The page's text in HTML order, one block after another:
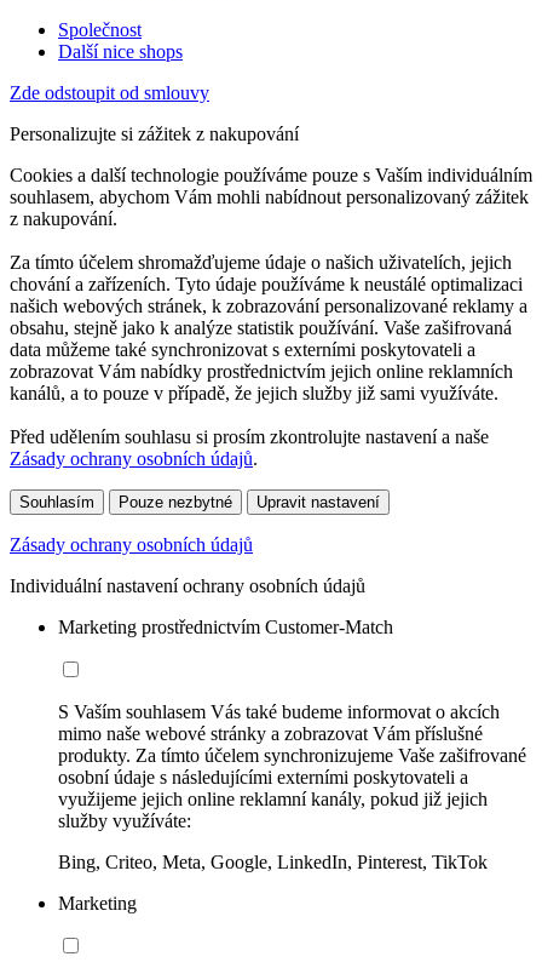
Společnost
Další nice shops
Zde odstoupit od smlouvy
Personalizujte si zážitek z nakupování
Cookies a další technologie používáme pouze s Vaším individuálním
souhlasem, abychom Vám mohli nabídnout personalizovaný zážitek
z nakupování.
Za tímto účelem shromažďujeme údaje o našich uživatelích, jejich
chování a zařízeních. Tyto údaje používáme k neustálé optimalizaci
našich webových stránek, k zobrazování personalizované reklamy a
obsahu, stejně jako k analýze statistik používání. Vaše zašifrovaná
data můžeme také synchronizovat s externími poskytovateli a
zobrazovat Vám nabídky prostřednictvím jejich online reklamních
kanálů, a to pouze v případě, že jejich služby již sami využíváte.
Před udělením souhlasu si prosím zkontrolujte nastavení a naše
Zásady ochrany osobních údajů.
Souhlasím Pouze nezbytné Upravit nastavení
Zásady ochrany osobních údajů
Individuální nastavení ochrany osobních údajů
Marketing prostřednictvím Customer-Match
S Vaším souhlasem Vás také budeme informovat o akcích
mimo naše webové stránky a zobrazovat Vám příslušné
produkty. Za tímto účelem synchronizujeme Vaše zašifrované
osobní údaje s následujícími externími poskytovateli a
využijeme jejich online reklamní kanály, pokud již jejich
služby využíváte:
Bing, Criteo, Meta, Google, LinkedIn, Pinterest, TikTok
Marketing